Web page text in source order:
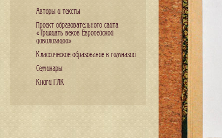
Авторы и тексты
Проект образовательного сайта
«Тридцать веков Европейской
цивилизации»
Классическое образование в гимназии
Семинары
Книги ГЛК